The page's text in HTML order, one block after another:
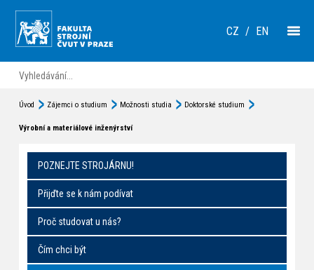
CZ / EN
Úvod Zájemci o studium Možnosti studia Doktorské studium
Výrobní a materiálové inženýrství
POZNEJTE STROJÁRNU!
Přijďte se k nám podívat
Proč studovat u nás?
Čím chci být